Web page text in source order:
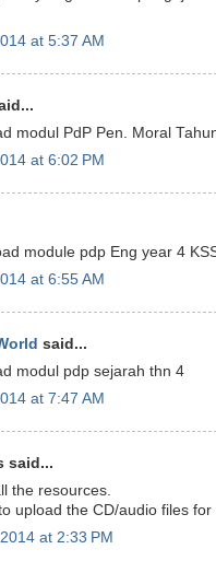
at 5:37 AM
modul PdP Pen. Moral
at 6:02 PM
module pdp Eng year 4
at 6:55 AM
said...
modul pdp sejarah thn 4
at 7:47 AM
said...
the resources.
upload the CD/audio files
at 2:33 PM